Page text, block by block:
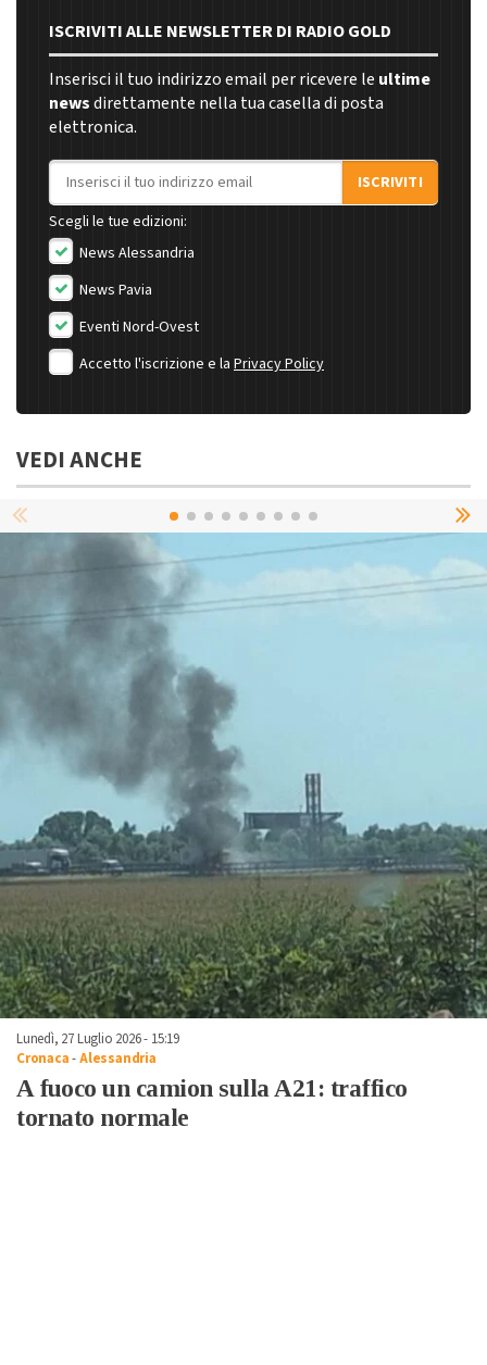
ISCRIVITI ALLE NEWSLETTER DI RADIO GOLD
Inserisci il tuo indirizzo email per ricevere le ultime
newsdirettamente nella tua casella di posta
elettronica.
Indirizzo email
ISCRIVITI
Scegli le tue edizioni:
News Alessandria
News Pavia
Eventi Nord-Ovest
Accetto l'iscrizione e la Privacy Policy
VEDI ANCHE
Lunedì, 27 Luglio 2026 - 15:19
Cronaca-Alessandria
A fuoco un camion sulla A21: traffico
tornato normale